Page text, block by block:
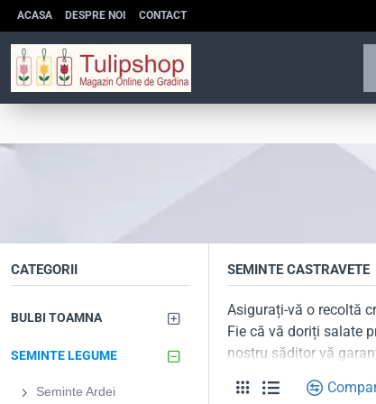
ACASA DESPRE NOI CONTACT
CATEGORII
BULBI TOAMNA
SEMINTE LEGUME
Seminte Ardei
SEMINTE CASTRAVETE
Asigurați-vă o recoltă
Fie că vă doriți salate
nostru săditor vă
De ce să